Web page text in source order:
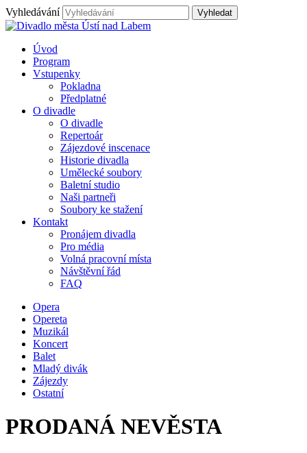
Vyhledávání
Úvod
Program
Vstupenky
Pokladna
Předplatné
O divadle
O divadle
Repertoár
Zájezdové inscenace
Historie divadla
Umělecké soubory
Baletní studio
Naši partneři
Soubory ke stažení
Kontakt
Pronájem divadla
Pro média
Volná pracovní místa
Návštěvní řád
FAQ
Opera
Opereta
Muzikál
Koncert
Balet
Mladý divák
Zájezdy
Ostatní
PRODANÁ NEVĚSTA